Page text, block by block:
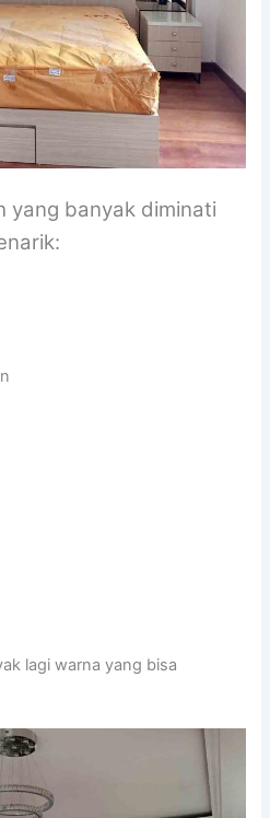
yang banyak diminati
lagi warna yang bisa